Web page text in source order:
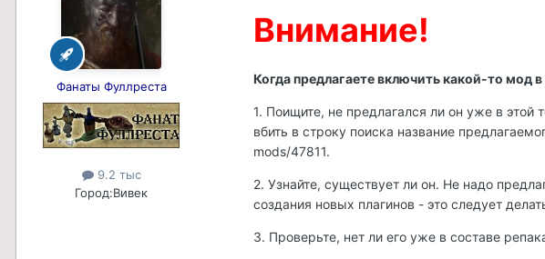
Фанаты Фуллреста
9.2 тыс
Город:Вивек
Внимание!
Когда предлагаете включить какой-то мод в
1. Поищите, не предлагался ли он уже в
вбить в строку поиска название
mods/47811.
2. Узнайте, существует ли он. Не надо
создания новых плагинов - это следует
3. Проверьте, нет ли его уже в составе